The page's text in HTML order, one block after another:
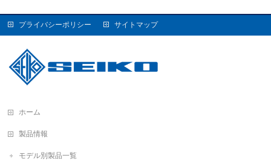
プライバシーポリシー サイトマップ
ホーム
製品情報
モデル別製品一覧